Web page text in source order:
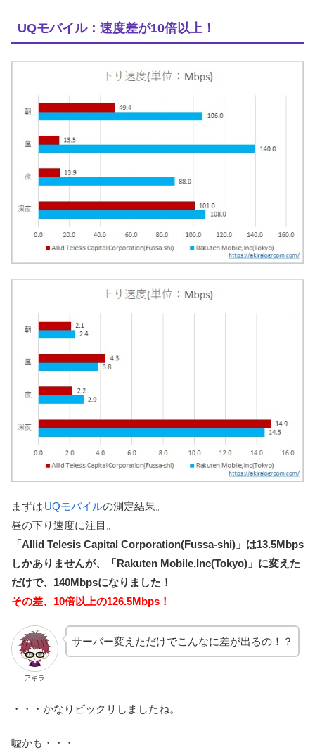
UQモバイル：速度差が10倍以上！
まずは UQモバイルの測定結果。
昼の下り速度に注目。
「Allid Telesis Capital Corporation(Fussa-shi)」は13.5Mbps
しかありませんが、「Rakuten Mobile,Inc(Tokyo)」に変えた
だけで、140Mbpsになりました！
その差、10倍以上の126.5Mbps！
アキラ
サーバー変えただけでこんなに差が出るの！？
・・・かなりビックリしましたね。
嘘かも・・・